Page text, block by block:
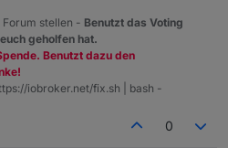
stellen - Benutzt das Voting
geholfen hat.
Benutzt dazu den
iobroker.net/fix.sh | bash -
0